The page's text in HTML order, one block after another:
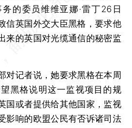
的委员维维亚娜·雷丁26日
信英国外交大臣黑格，要求他
来的英国对光缆通信的秘密监
记者说，她要求黑格在本周
黑格说明这一监视项目的规
国或者提供给其他国家，监视
影响的欧盟公民有否诉诸司法